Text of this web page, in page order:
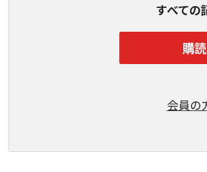
すべての
購
会員の